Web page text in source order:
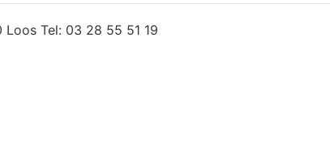
Loos Tel: 03 28 55 51 19